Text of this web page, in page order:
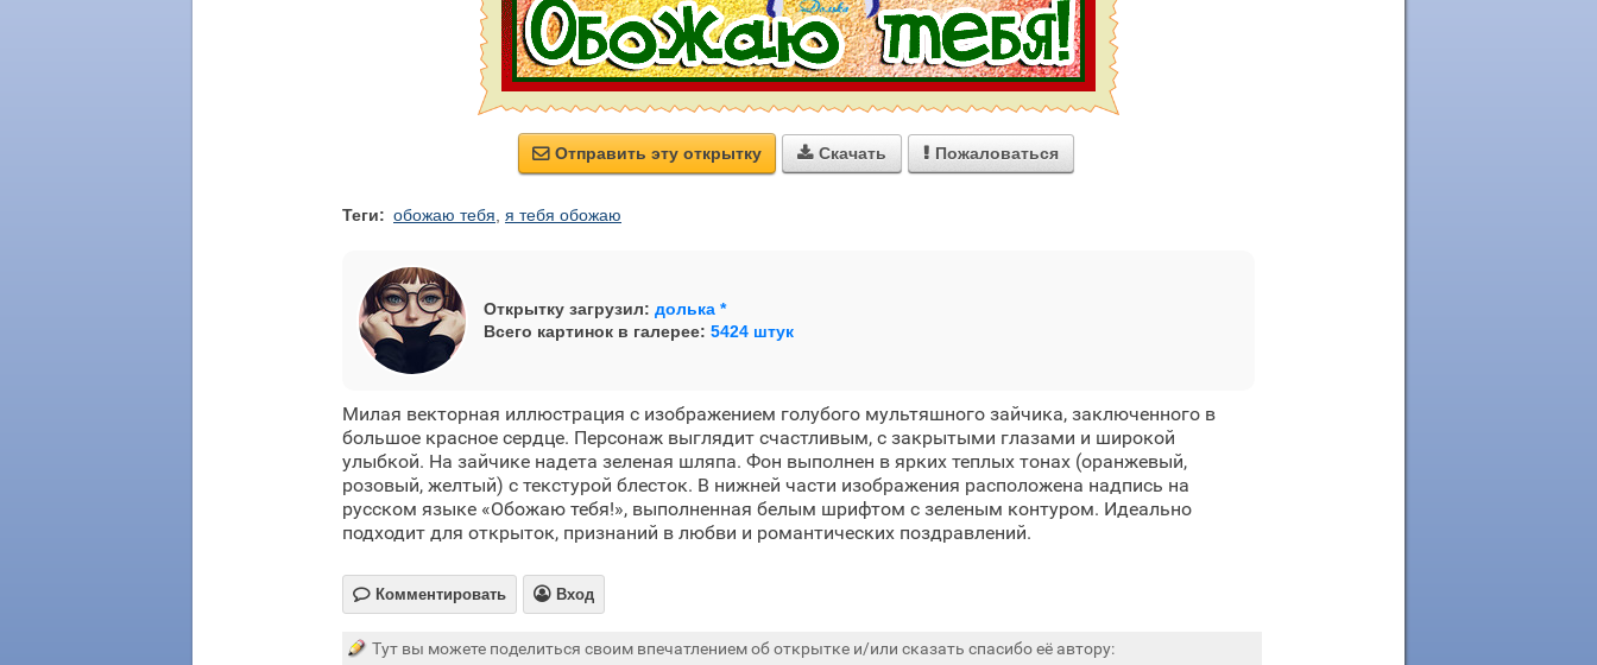
 Отправить эту открытку  Скачать  Пожаловаться
Теги: обожаю тебя я тебя обожаю
Открытку загрузил: долька *
Всего картинок в галерее: 5424 штук
Милая векторная иллюстрация с изображением голубого мультяшного зайчика, заключенного в
большое красное сердце. Персонаж выглядит счастливым, с закрытыми глазами и широкой
улыбкой. На зайчике надета зеленая шляпа. Фон выполнен в ярких теплых тонах (оранжевый,
розовый, желтый) с текстурой блесток. В нижней части изображения расположена надпись на
русском языке «Обожаю тебя!», выполненная белым шрифтом с зеленым контуром. Идеально
подходит для открыток, признаний в любви и романтических поздравлений.
 Комментировать  Вход
Тут вы можете поделиться своим впечатлением об открытке и/или сказать спасибо её автору: